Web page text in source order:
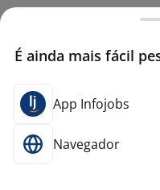
É ainda mais fácil
App Infojobs
Navegador